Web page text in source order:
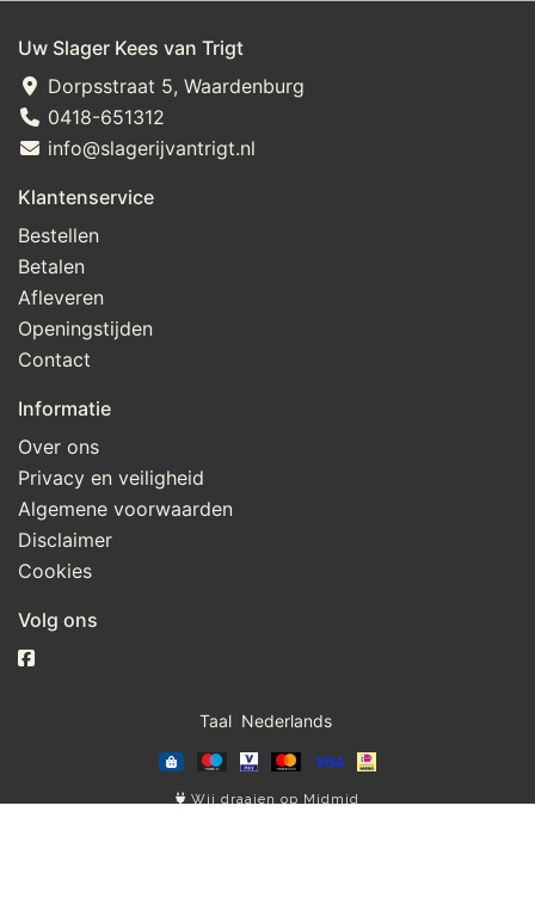
Uw Slager Kees van Trigt
Dorpsstraat 5, Waardenburg
0418-651312
info@slagerijvantrigt.nl
Klantenservice
Bestellen
Betalen
Afleveren
Openingstijden
Contact
Informatie
Over ons
Privacy en veiligheid
Algemene voorwaarden
Disclaimer
Cookies
Volg ons
Taal
Wij draaien op Midmid